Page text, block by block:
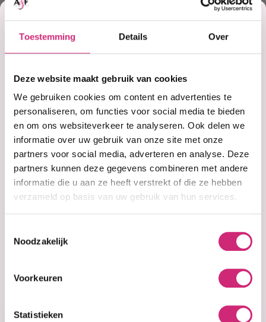
Toestemming Details Over
Deze website maakt gebruik van cookies
We gebruiken cookies om content en advertenties te
personaliseren, om functies voor social media te bieden
en om ons websiteverkeer te analyseren. Ook delen we
informatie over uw gebruik van onze site met onze
partners voor social media, adverteren en analyse. Deze
partners kunnen deze gegevens combineren met andere
informatie die u aan ze heeft verstrekt of die ze hebben
verzameld op basis van uw gebruik van hun services.
Noodzakelijk
Voorkeuren
Statistieken
Filter Sorteer
Op voorraad
Pr. Francoise
Korting
op je
eerste
bestelling